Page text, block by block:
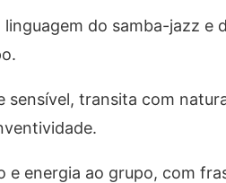
do samba-jazz
transita com
energia ao grupo, com